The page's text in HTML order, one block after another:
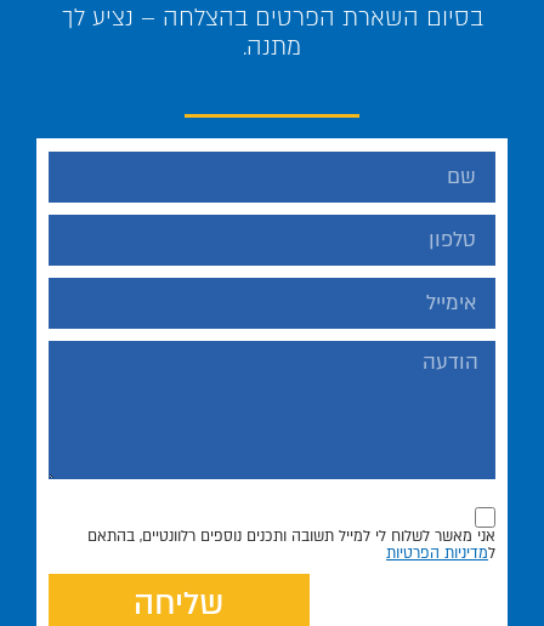
בסיום השארת הפרטים בהצלחה – נציע לך
מתנה.
אני מאשר לשלוח לי למייל תשובה ותכנים נוספים רלוונטיים, בהתאם
למדיניות הפרטיות
שליחה